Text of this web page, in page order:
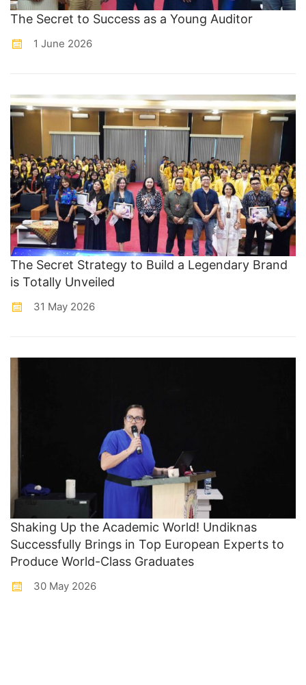
The Secret to Success as a Young Auditor
1 June 2026
The Secret Strategy to Build a Legendary Brand
is Totally Unveiled
31 May 2026
Shaking Up the Academic World! Undiknas
Successfully Brings in Top European Experts to
Produce World-Class Graduates
30 May 2026